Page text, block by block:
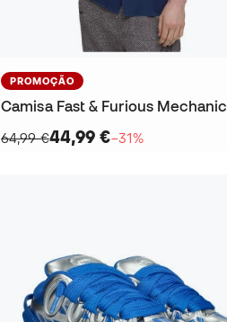
PROMOÇÃO
Camisa Fast & Furious Mechanic
64,99 €44,99 €−31%